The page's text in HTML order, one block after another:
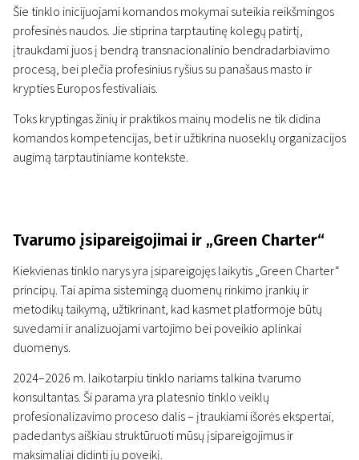
Šie tinklo inicijuojami komandos mokymai suteikia reikšmingos
profesinės naudos. Jie stiprina tarptautinę kolegų patirtį,
įtraukdami juos į bendrą transnacionalinio bendradarbiavimo
procesą, bei plečia profesinius ryšius su panašaus masto ir
krypties Europos festivaliais.
Toks kryptingas žinių ir praktikos mainų modelis ne tik didina
komandos kompetencijas, bet ir užtikrina nuoseklų organizacijos
augimą tarptautiniame kontekste.
Tvarumo įsipareigojimai ir „Green Charter“
Kiekvienas tinklo narys yra įsipareigojęs laikytis „Green Charter“
principų. Tai apima sistemingą duomenų rinkimo įrankių ir
metodikų taikymą, užtikrinant, kad kasmet platformoje būtų
suvedami ir analizuojami vartojimo bei poveikio aplinkai
duomenys.
2024–2026 m. laikotarpiu tinklo nariams talkina tvarumo
konsultantas. Ši parama yra platesnio tinklo veiklų
profesionalizavimo proceso dalis – įtraukiami išorės ekspertai,
padedantys aiškiau struktūruoti mūsų įsipareigojimus ir
maksimaliai didinti jų poveikį.